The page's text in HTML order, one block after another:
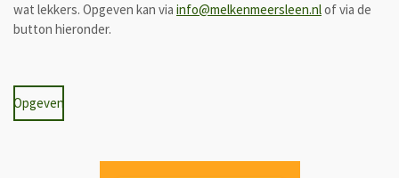
wat lekkers. Opgeven kan via info@melkenmeersleen.nlof via de
button hieronder.
Opgeven